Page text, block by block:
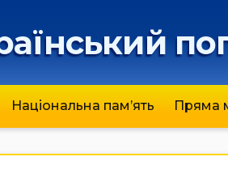
Національна пам’ять Пряма